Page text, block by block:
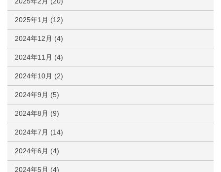
2025年1月 (12)
2024年12月 (4)
2024年11月 (4)
2024年10月 (2)
2024年9月 (5)
2024年8月 (9)
2024年7月 (14)
2024年6月 (4)
2024年5月 (4)